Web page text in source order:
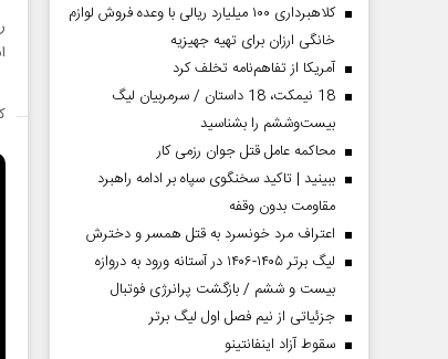
کلاهبرداری ۱۰۰ میلیارد ریالی با وعده فروش لوازم
خانگی ارزان برای تهیه جهیزیه
آمریکا از تفاهم‌نامه تخلف کرد
18 نیمکت، 18 داستان / سرمربیان لیگ
بیست‌وششم را بشناسید
محاکمه عامل قتل جوان رزمی کار
ببینید | تاکید سخنگوی سپاه بر ادامه راهبرد
مقاومت بدون وقفه
اعتراف مرد خونسرد به قتل همسر و دخترش
لیگ برتر ۱۴۰۵-۱۴۰۶ در آستانه ورود به دروازه
بیست و ششم / بازگشت پرانرژی فوتبال
جزئیاتی از نیم فصل اول لیگ برتر
سقوط آزاد اینفانتینو